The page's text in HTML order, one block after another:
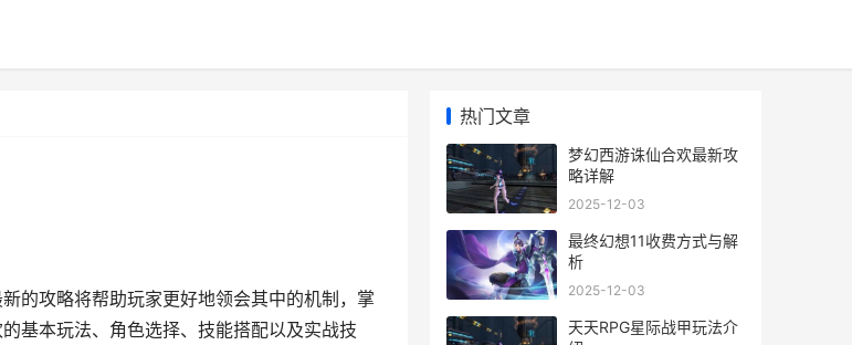
的攻略将帮助玩家更好地领会其中的机制，掌
基本玩法、角色选择、技能搭配以及实战技
热门文章
梦幻西游诛仙合欢最新攻
略详解
2025-12-03
最终幻想11收费方式与解
析
2025-12-03
天天RPG星际战甲玩法介